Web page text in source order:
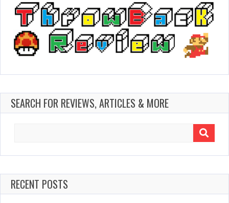
SEARCH FOR REVIEWS, ARTICLES & MORE
RECENT POSTS